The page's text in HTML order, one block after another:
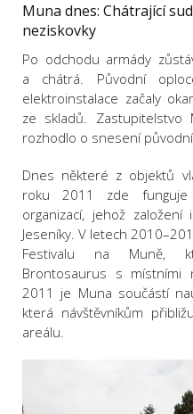
Muna dnes: Chátrající
neziskovky
Po odchodu armády
a chátrá. Původní
elektroinstalace začaly
ze skladů.
rozhodlo o snesení
Dnes některé z objektů
roku 2011 zde funguje
organizací, jehož
Jeseníky. V letech
Festivalu na Muně,
Brontosaurus s místními
2011 je Muna součástí
která návštěvníkům
areálu.